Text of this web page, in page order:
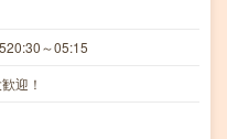
～05:15
迎！